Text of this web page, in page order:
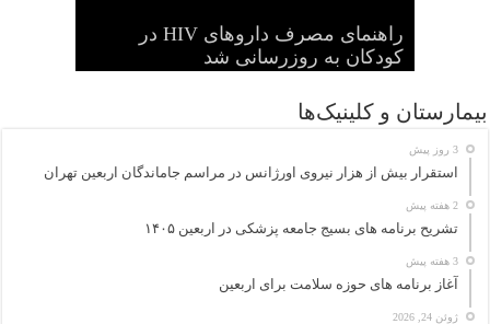
راهنمای مصرف داروهای HIV در
کودکان به روزرسانی شد
نخستین جراحی موفق با دستگاه قلب و
ریه ساخت ترکیه انجام شد
شرح وظایف «رصدخانه ملی غذا و
بیماری» اعلام شد
سیگار الکترونیک هم سرطانزا است
هفتاد و نهمین مجمع جهانی بهداشت
آغاز به کار کرد
بیمارستان و کلینیک‌ها
3 روز پیش
استقرار بیش از هزار نیروی اورژانس در مراسم جاماندگان اربعین تهران
2 هفته پیش
تشریح برنامه های بسیج جامعه پزشکی در اربعین ۱۴۰۵
3 هفته پیش
آغاز برنامه های حوزه سلامت برای اربعین
ژوئن 24, 2026